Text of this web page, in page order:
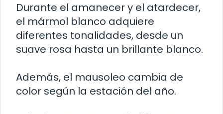
Durante el amanecer y el atardecer,
el mármol blanco adquiere
diferentes tonalidades, desde un
suave rosa hasta un brillante blanco.
Además, el mausoleo cambia de
color según la estación del año.